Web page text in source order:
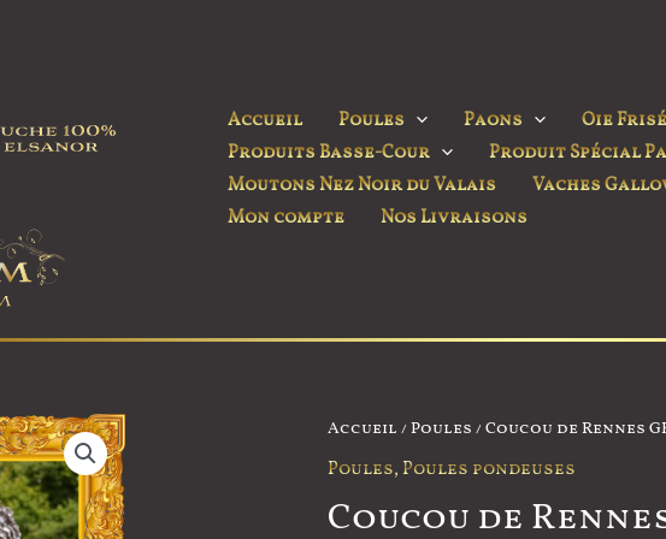
Accueil
Poules Paons
Oie
Produits Basse-Cour
Produit Spécial
Moutons Nez Noir du Valais
Vaches
Mon compte
Nos Livraisons
Accueil / Poules / Coucou de Rennes
Poules, Poules pondeuses
Coucou de